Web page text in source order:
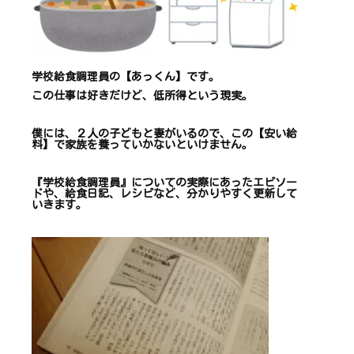
学校給食調理員の【あっくん】です。
この仕事は好きだけど、 低所得という現実。
僕には、２人の子どもと妻がいるので、
この【安い給
料】で家族を養っていかないといけません。
『学校給食調理員』についての実際にあったエピソー
ドや、 給食日記、レシピなど、 分かりやすく更新して
いきます。